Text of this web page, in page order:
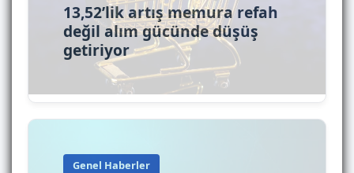
13,52’lik artış memura refah
değil alım gücünde düşüş
getiriyor
Genel Haberler